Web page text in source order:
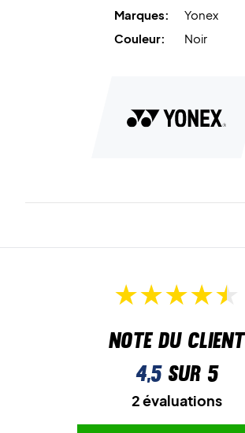
Marques:
Yonex
Couleur:
Noir
Note du client
4,5sur 5
2 évaluations